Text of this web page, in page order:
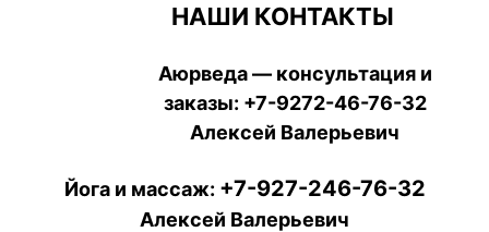
НАШИ КОНТАКТЫ
Аюрведа — консультация и
заказы: +7-9272-46-76-32
Алексей Валерьевич
Йога и массаж: +7-927-246-76-32
Алексей Валерьевич